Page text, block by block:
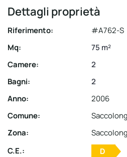
Dettagli proprietà
Riferimento:
#A762-S
Mq:
75 m²
Camere:
2
Bagni:
2
Anno:
2006
Comune:
Zona:
C.E.:
D